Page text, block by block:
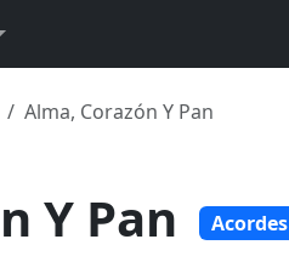
Alma, Corazón Y Pan
Y Pan Acordes